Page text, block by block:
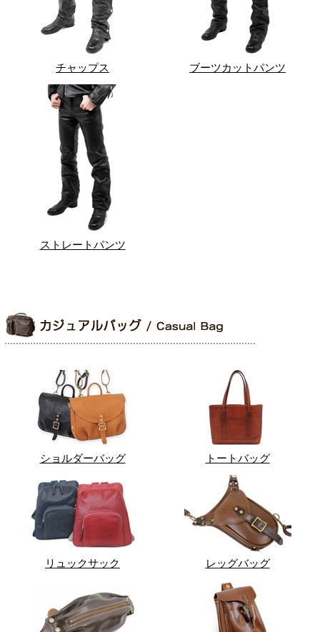
チャップス ブーツカットパンツ
ストレートパンツ
ショルダーバッグ トートバッグ
リュックサック レッグバッグ